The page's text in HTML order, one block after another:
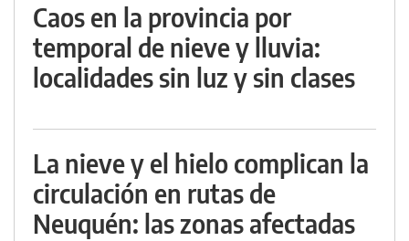
Caos en la provincia por
temporal de nieve y lluvia:
localidades sin luz y sin clases
La nieve y el hielo complican la
circulación en rutas de
Neuquén: las zonas afectadas